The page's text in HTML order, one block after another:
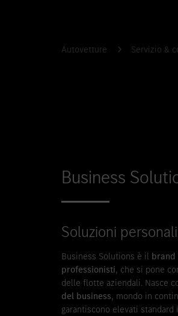
Autovetture Servizio &
Business
Soluzioni
Business Solutions è il brand
professionisti, che si pone
delle flotte aziendali. Nasce
del business, mondo in
garantiscono elevati